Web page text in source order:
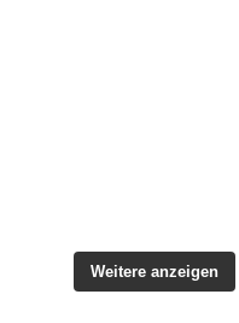
Weitere anzeigen